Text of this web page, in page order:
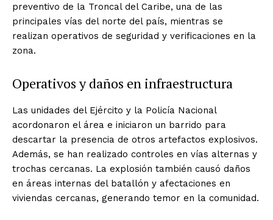
preventivo de la Troncal del Caribe, una de las
principales vías del norte del país, mientras se
realizan operativos de seguridad y verificaciones en la
zona.
Operativos y daños en infraestructura
Las unidades del Ejército y la Policía Nacional
acordonaron el área e iniciaron un barrido para
descartar la presencia de otros artefactos explosivos.
Además, se han realizado controles en vías alternas y
trochas cercanas. La explosión también causó daños
en áreas internas del batallón y afectaciones en
viviendas cercanas, generando temor en la comunidad.